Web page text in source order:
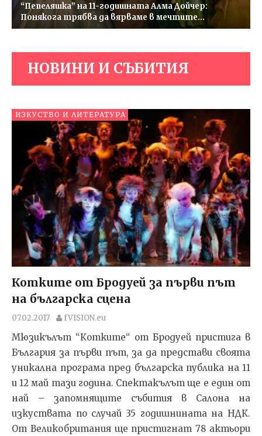
“Пепеляшка” на 11-годишната Алма Дойчер:
Понякога трябва да вярваме в мечтите…
НОВИНИ И СЪБИТИЯ
ИЗКУСТВО И ЛИТЕРАТУРА
Котките от Бродуей за първи път
на българска сцена
07.02.2017 fVISION.eu
Мюзикълът “Котките“ от Бродуей пристига в
България за първи път, за да представи своята
уникална програма пред българска публика на 11
и 12 май тази година. Спектакълът ще е един от
най – запомнящите събития в Салона на
изкуствата по случай 35 годишнината на НДК.
От Великобритания ще пристигнат 78 актьори